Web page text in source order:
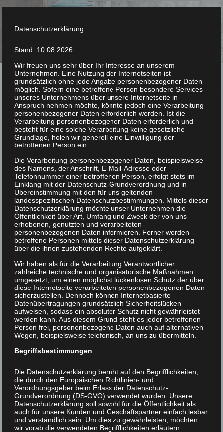
Renaissance
Renaissance Blue Mix
30 x 30 cm / 9,8 x 9,8 cm / 7 mm
Datenschutzerklärung
Stand: 10.08.2026
Wir freuen uns sehr über Ihr Interesse an unserem
Unternehmen. Eine Nutzung der Internetseiten ist
grundsätzlich ohne jede Angabe personenbezogener Daten
möglich. Sofern eine betroffene Person besondere Services
unseres Unternehmens über unsere Internetseite in
Anspruch nehmen möchte, könnte jedoch eine Verarbeitung
personenbezogener Daten erforderlich werden. Ist die
Verarbeitung personenbezogener Daten erforderlich und
besteht für eine solche Verarbeitung keine gesetzliche
Grundlage, holen wir generell eine Einwilligung der
betroffenen Person ein.
Die Verarbeitung personenbezogener Daten, beispielsweise
des Namens, der Anschrift, E-Mail-Adresse oder
Telefonnummer einer betroffenen Person, erfolgt stets im
Einklang mit der Datenschutz-Grundverordnung und in
Übereinstimmung mit den für uns geltenden
landesspezifischen Datenschutzbestimmungen. Mittels dieser
Datenschutzerklärung möchte unser Unternehmen die
Öffentlichkeit über Art, Umfang und Zweck der von uns
erhobenen, genutzten und verarbeiteten
personenbezogenen Daten informieren. Ferner werden
betroffene Personen mittels dieser Datenschutzerklärung
über die ihnen zustehenden Rechte aufgeklärt.
Wir haben als für die Verarbeitung Verantwortlicher
zahlreiche technische und organisatorische Maßnahmen
umgesetzt, um einen möglichst lückenlosen Schutz der über
diese Internetseite verarbeiteten personenbezogenen Daten
sicherzustellen. Dennoch können Internetbasierte
Datenübertragungen grundsätzlich Sicherheitslücken
aufweisen, sodass ein absoluter Schutz nicht gewährleistet
werden kann. Aus diesem Grund steht es jeder betroffenen
Person frei, personenbezogene Daten auch auf alternativen
Wegen, beispielsweise telefonisch, an uns zu übermitteln.
Begriffsbestimmungen
Die Datenschutzerklärung beruht auf den Begrifflichkeiten,
die durch den Europäischen Richtlinien- und
Verordnungsgeber beim Erlass der Datenschutz-
Grundverordnung (DS-GVO) verwendet wurden. Unsere
Datenschutzerklärung soll sowohl für die Öffentlichkeit als
auch für unsere Kunden und Geschäftspartner einfach lesbar
und verständlich sein. Um dies zu gewährleisten, möchten
wir vorab die verwendeten Begrifflichkeiten erläutern.